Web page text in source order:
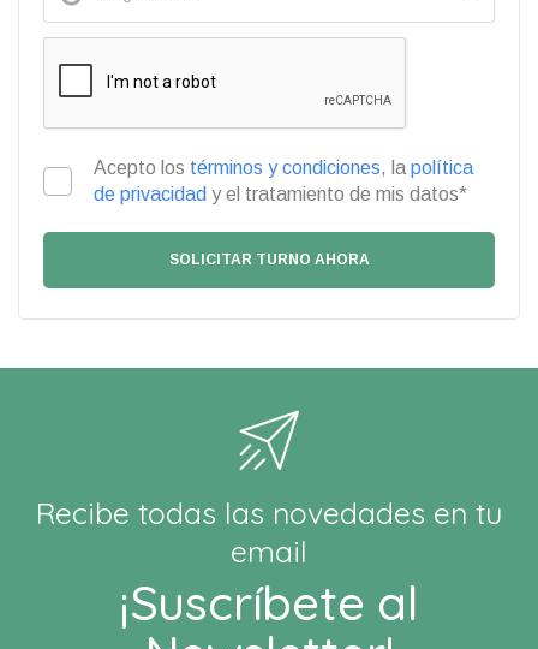
Acepto los términos y condiciones, la política
de privacidad y el tratamiento de mis datos*
Recibe todas las novedades en tu
email
¡Suscríbete al